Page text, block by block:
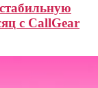
с CallGear